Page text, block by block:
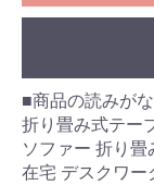
■商品の読みがな
折り畳み式テー
ソファー 折り
在宅 デスクワー